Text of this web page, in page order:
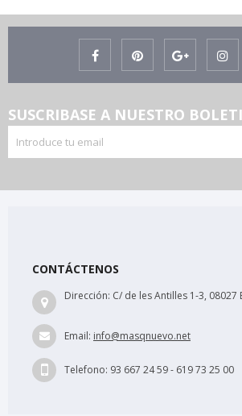
SUSCRIBASE A NUESTRO
CONTÁCTENOS
Dirección: C/ de les Antilles 1-3, 08027
Email: info@masqnuevo.net
Telefono: 93 667 24 59 - 619 73 25 00